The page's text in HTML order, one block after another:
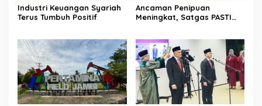
Industri Keuangan Syariah
Terus Tumbuh Positif
Ancaman Penipuan
Meningkat, Satgas PASTI